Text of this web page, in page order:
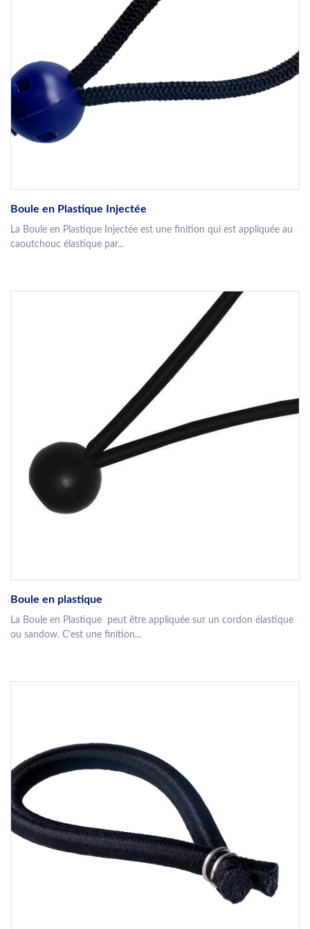
Boule en Plastique Injectée
La Boule en Plastique Injectée est une finition qui est appliquée au
caoutchouc élastique par...
Boule en plastique
La Boule en Plastique peut être appliquée sur un cordon élastique
ou sandow. C'est une finition...